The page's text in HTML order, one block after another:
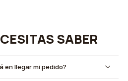
SABER
en llegar mi pedido?